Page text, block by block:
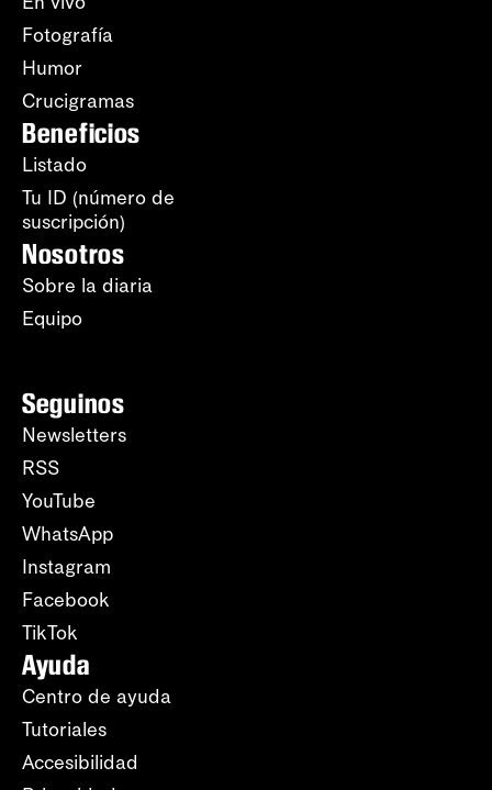
Fotografía
Humor
Crucigramas
Beneficios
Listado
Tu ID (número de
suscripción)
Nosotros
Sobre la diaria
Equipo
Seguinos
Newsletters
RSS
YouTube
WhatsApp
Instagram
Facebook
TikTok
Ayuda
Centro de ayuda
Tutoriales
Accesibilidad